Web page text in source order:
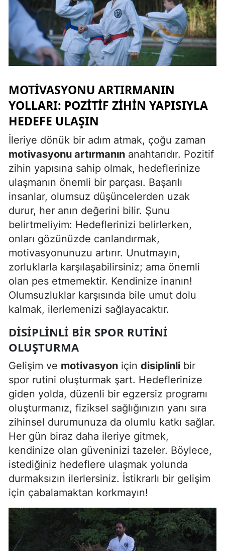
Yozgat
Zonguldak
Aksaray
Karaman
Batman
Şırnak
Bartın
Ardahan
Iğdır
Yalova
Karabük
Kilis
Osmaniye
Düzce
MOTIVASYONU ARTIRMANIN
YOLLARI: POZITIF ZIHIN YAPISIYLA
HEDEFE ULAŞIN
İleriye dönük bir adım atmak, çoğu zaman
motivasyonu artırmanın anahtarıdır. Pozitif
zihin yapısına sahip olmak, hedeflerinize
ulaşmanın önemli bir parçası. Başarılı
insanlar, olumsuz düşüncelerden uzak
durur, her anın değerini bilir. Şunu
belirtmeliyim: Hedeflerinizi belirlerken,
onları gözünüzde canlandırmak,
motivasyonunuzu artırır. Unutmayın,
zorluklarla karşılaşabilirsiniz; ama önemli
olan pes etmemektir. Kendinize inanın!
Olumsuzluklar karşısında bile umut dolu
kalmak, ilerlemenizi sağlayacaktır.
DISIPLINLI BIR SPOR RUTINI
OLUŞTURMA
Gelişim ve motivasyon için disiplinli bir
spor rutini oluşturmak şart. Hedeflerinize
giden yolda, düzenli bir egzersiz programı
oluşturmanız, fiziksel sağlığınızın yanı sıra
zihinsel durumunuza da olumlu katkı sağlar.
Her gün biraz daha ileriye gitmek,
kendinize olan güveninizi tazeler. Böylece,
istediğiniz hedeflere ulaşmak yolunda
durmaksızın ilerlersiniz. İstikrarlı bir gelişim
için çabalamaktan korkmayın!